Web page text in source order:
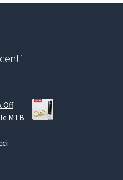
Off
MTB